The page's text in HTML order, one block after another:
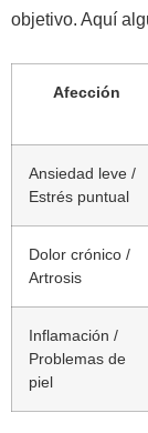
objetivo. Aquí
Afección
Ansiedad leve /
Estrés puntual
Dolor crónico /
Artrosis
Inflamación /
Problemas de
piel